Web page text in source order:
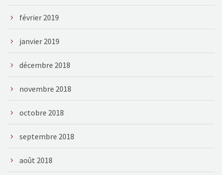
février 2019
janvier 2019
décembre 2018
novembre 2018
octobre 2018
septembre 2018
août 2018